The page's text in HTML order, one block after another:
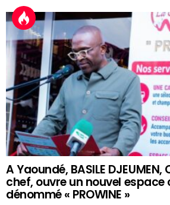
A Yaoundé, BASILE
chef, ouvre un nouvel espace
dénommé « PROWINE »